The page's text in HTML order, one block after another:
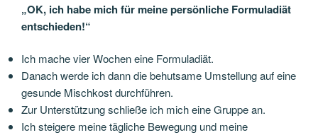
„OK, ich habe mich für meine persönliche Formuladiät
entschieden!“
Ich mache vier Wochen eine Formuladiät.
Danach werde ich dann die behutsame Umstellung auf eine
gesunde Mischkost durchführen.
Zur Unterstützung schließe ich mich eine Gruppe an.
Ich steigere meine tägliche Bewegung und meine